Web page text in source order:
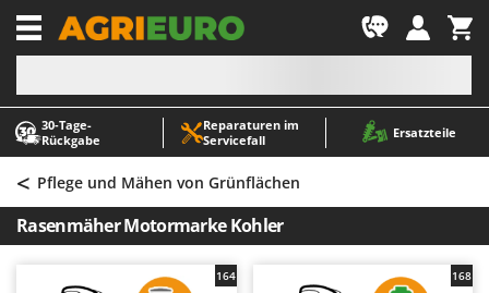
30‑Tage-
Rückgabe
Reparaturen im
Servicefall
Ersatzteile
-1
A
Abbeermaschinen - Traubenmühlen
Abfüllgeräte
Akku Gartenscheren
Akku Gras- und Strauchscheren
Akku-Stichsägen
A
ABAC
AgriEuro Premium
AgriEuro TOP-LINE
AGT
< Pflege und Mähen von Grünflächen
Rasenmäher Motormarke Kohler
164 168